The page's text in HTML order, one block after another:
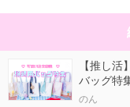
【推し
バッグ特
のん